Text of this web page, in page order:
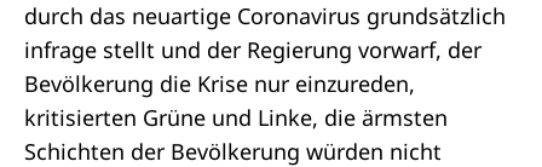
durch das neuartige Coronavirus grundsätzlich
infrage stellt und der Regierung vorwarf, der
Bevölkerung die Krise nur einzureden,
kritisierten Grüne und Linke, die ärmsten
Schichten der Bevölkerung würden nicht